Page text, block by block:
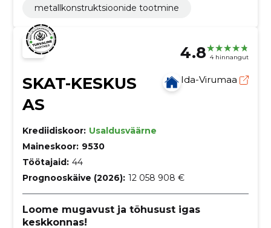
metallkonstruktsioonide tootmine
4.8 4 hinnangut
SKAT-KESKUS
AS
Ida-Virumaa
Krediidiskoor: Usaldusväärne
Maineskoor: 9530
Töötajaid: 44
Prognooskäive (2026): 12 058 908 €
Loome mugavust ja tõhusust igas
keskkonnas!